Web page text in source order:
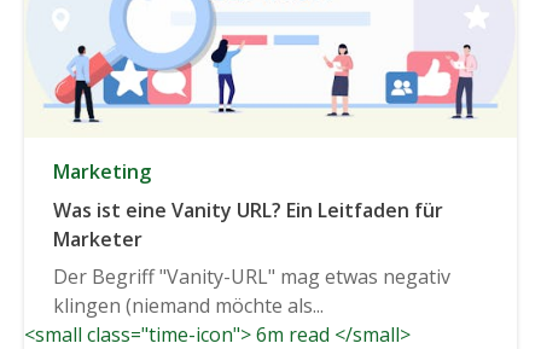
Marketing
Was ist eine Vanity URL? Ein Leitfaden für
Marketer
Der Begriff "Vanity-URL" mag etwas negativ
klingen (niemand möchte als...
<small class="time-icon"> 6m read </small>